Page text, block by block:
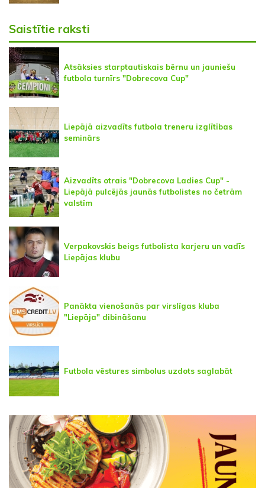
Saistītie raksti
Atsāksies starptautiskais bērnu un jauniešu
futbola turnīrs "Dobrecova Cup"
Liepājā aizvadīts futbola treneru izglītības
seminārs
Aizvadīts otrais "Dobrecova Ladies Cup" -
Liepājā pulcējās jaunās futbolistes no četrām
valstīm
Verpakovskis beigs futbolista karjeru un vadīs
Liepājas klubu
Panākta vienošanās par virslīgas kluba
"Liepāja" dibināšanu
Futbola vēstures simbolus uzdots saglabāt